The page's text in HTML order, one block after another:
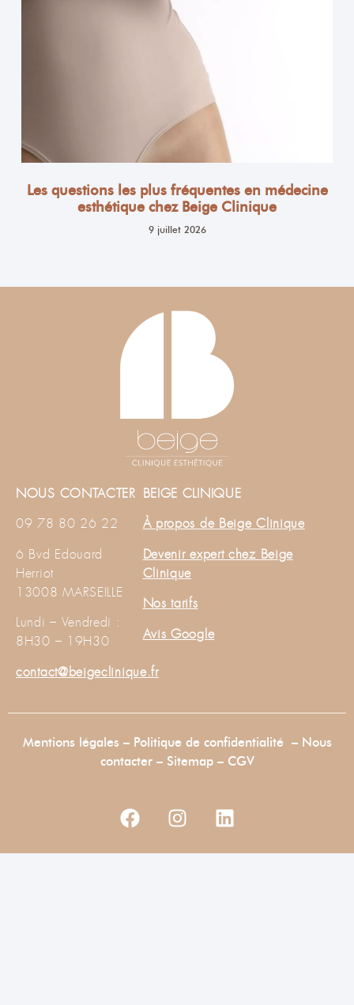
Les questions les plus fréquentes en médecine
esthétique chez Beige Clinique
9 juillet 2026
NOUS CONTACTER
09 78 80 26 22
6 Bvd Edouard
Herriot
13008 MARSEILLE
Lundi – Vendredi :
8H30 – 19H30
contact@beigeclinique.fr
BEIGE CLINIQUE
À propos de Beige Clinique
Devenir expert chez Beige
Clinique
Nos tarifs
Avis Google
Mentions légales – Politique de confidentialité– Nous
contacter – Sitemap – CGV